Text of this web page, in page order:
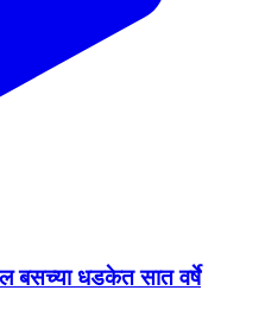
बसच्या धडकेत सात वर्षे